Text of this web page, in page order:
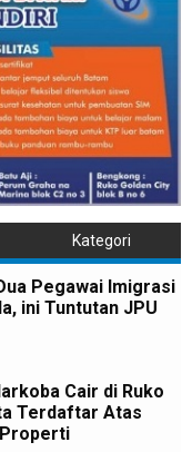
Kategori
Pegawai Imigrasi
ini Tuntutan JPU
Cair di Ruko
Terdaftar Atas